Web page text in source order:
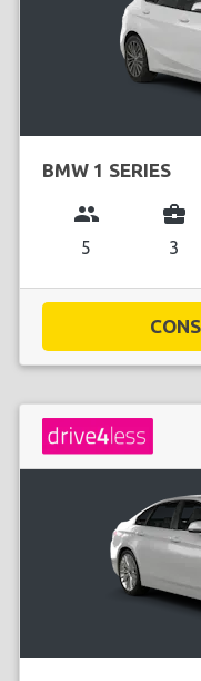
BMW 1 SERIES
group
5
business_center
3